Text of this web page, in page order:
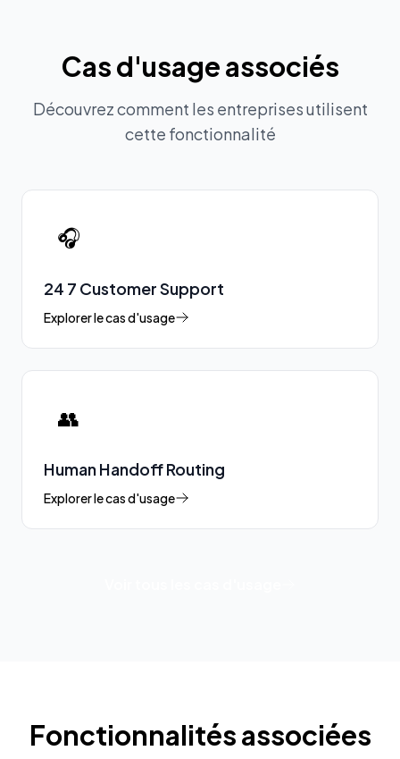
Cas d'usage associés
Découvrez comment les entreprises utilisent
cette fonctionnalité
🎧
24 7 Customer Support
Explorer le cas d'usage
👥
Human Handoff Routing
Explorer le cas d'usage
Fonctionnalités associées